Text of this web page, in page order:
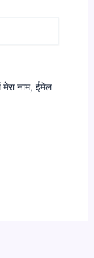
नाम, ईमेल